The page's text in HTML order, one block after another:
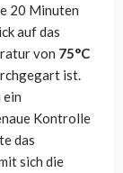
20 Minuten
auf das
von 75°C
ist.
ein
Kontrolle
das
sich die